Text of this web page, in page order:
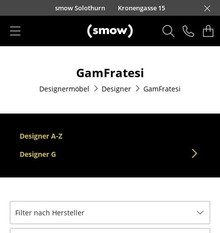
Direkt zum Inhaltsmow Solothurn Kronengasse 15
Esszimmerstühle
Sofas
Sessel
Loungesessel
Barhocker
GamFratesi
Designermöbel Designer GamFratesi
Designer A-Z
Designer G
Filter nach Hersteller